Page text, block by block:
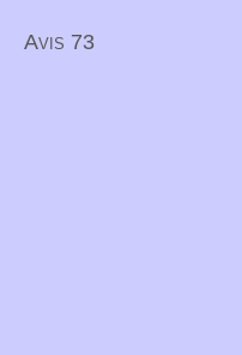
Avis 73